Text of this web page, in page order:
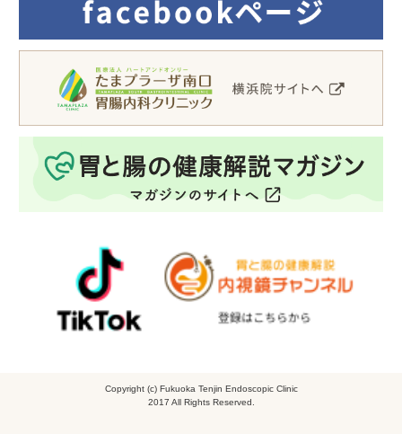
Copyright (c) Fukuoka Tenjin Endoscopic Clinic
2017 All Rights Reserved.